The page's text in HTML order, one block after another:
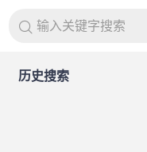
输入关键字搜索
历史搜索